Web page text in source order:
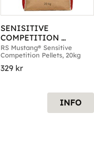
SENISITIVE
COMPETITION
PELLETS MUSTANG
20KG
RS Mustang® Sensitive
Competition Pellets, 20kg
329kr
INFO